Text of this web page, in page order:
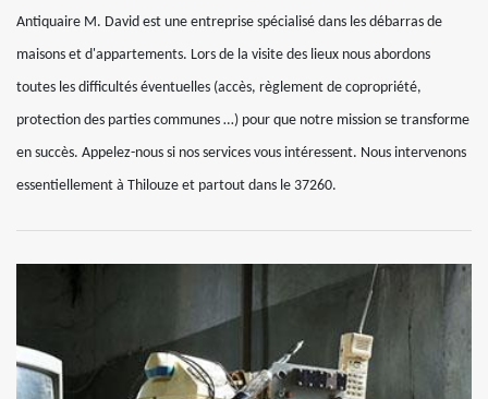
Antiquaire M. David est une entreprise spécialisé dans les débarras de
maisons et d'appartements. Lors de la visite des lieux nous abordons
toutes les difficultés éventuelles (accès, règlement de copropriété,
protection des parties communes …) pour que notre mission se transforme
en succès. Appelez-nous si nos services vous intéressent. Nous intervenons
essentiellement à Thilouze et partout dans le 37260.